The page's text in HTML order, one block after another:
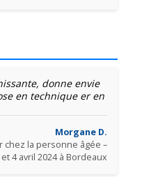
donne envie
en technique er en
Morgane D.
chez la personne âgée –
4 avril 2024 à Bordeaux